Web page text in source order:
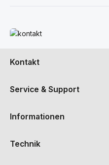
Mehr erfahren
Kontakt
Service & Support
Informationen
Technik